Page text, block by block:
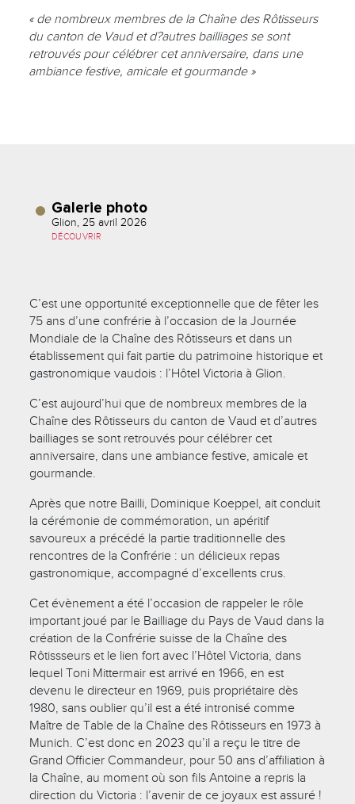
« de nombreux membres de la Chaîne des Rôtisseurs
du canton de Vaud et d?autres bailliages se sont
retrouvés pour célébrer cet anniversaire, dans une
ambiance festive, amicale et gourmande »
Galerie photo
Glion, 25 avril 2026
DÉCOUVRIR
C’est une opportunité exceptionnelle que de fêter les
75 ans d’une confrérie à l’occasion de la Journée
Mondiale de la Chaîne des Rôtisseurs et dans un
établissement qui fait partie du patrimoine historique et
gastronomique vaudois : l’Hôtel Victoria à Glion.
C’est aujourd’hui que de nombreux membres de la
Chaîne des Rôtisseurs du canton de Vaud et d’autres
bailliages se sont retrouvés pour célébrer cet
anniversaire, dans une ambiance festive, amicale et
gourmande.
Après que notre Bailli, Dominique Koeppel, ait conduit
la cérémonie de commémoration, un apéritif
savoureux a précédé la partie traditionnelle des
rencontres de la Confrérie : un délicieux repas
gastronomique, accompagné d’excellents crus.
Cet évènement a été l’occasion de rappeler le rôle
important joué par le Bailliage du Pays de Vaud dans la
création de la Confrérie suisse de la Chaîne des
Rôtissseurs et le lien fort avec l’Hôtel Victoria, dans
lequel Toni Mittermair est arrivé en 1966, en est
devenu le directeur en 1969, puis propriétaire dès
1980, sans oublier qu’il est a été intronisé comme
Maître de Table de la Chaîne des Rôtisseurs en 1973 à
Munich. C’est donc en 2023 qu’il a reçu le titre de
Grand Officier Commandeur, pour 50 ans d’affiliation à
la Chaîne, au moment où son fils Antoine a repris la
direction du Victoria : l’avenir de ce joyaux est assuré !